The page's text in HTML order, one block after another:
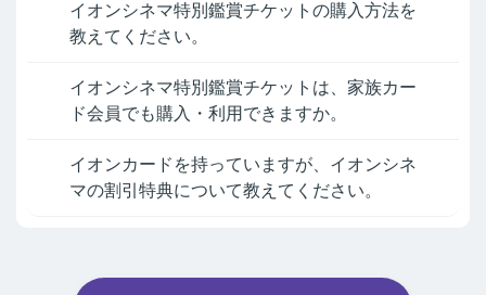
イオンシネマ特別鑑賞チケットの購入方法を
教えてください。
イオンシネマ特別鑑賞チケットは、家族カー
ド会員でも購入・利用できますか。
イオンカードを持っていますが、イオンシネ
マの割引特典について教えてください。